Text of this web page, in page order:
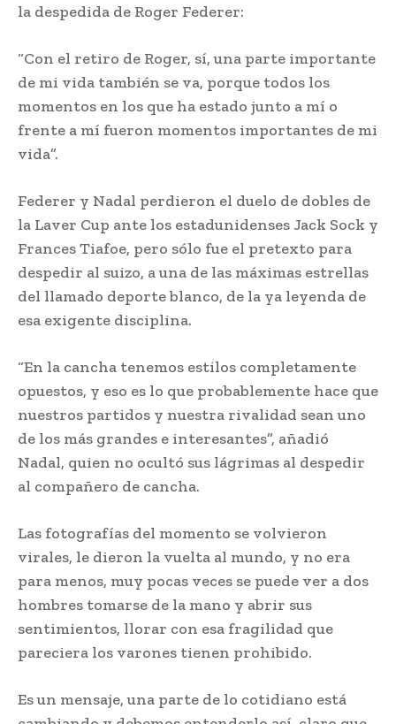
la despedida de Roger Federer:
“Con el retiro de Roger, sí, una parte importante
de mi vida también se va, porque todos los
momentos en los que ha estado junto a mí o
frente a mí fueron momentos importantes de mi
vida”.
Federer y Nadal perdieron el duelo de dobles de
la Laver Cup ante los estadunidenses Jack Sock y
Frances Tiafoe, pero sólo fue el pretexto para
despedir al suizo, a una de las máximas estrellas
del llamado deporte blanco, de la ya leyenda de
esa exigente disciplina.
“En la cancha tenemos estilos completamente
opuestos, y eso es lo que probablemente hace que
nuestros partidos y nuestra rivalidad sean uno
de los más grandes e interesantes”, añadió
Nadal, quien no ocultó sus lágrimas al despedir
al compañero de cancha.
Las fotografías del momento se volvieron
virales, le dieron la vuelta al mundo, y no era
para menos, muy pocas veces se puede ver a dos
hombres tomarse de la mano y abrir sus
sentimientos, llorar con esa fragilidad que
pareciera los varones tienen prohibido.
Es un mensaje, una parte de lo cotidiano está